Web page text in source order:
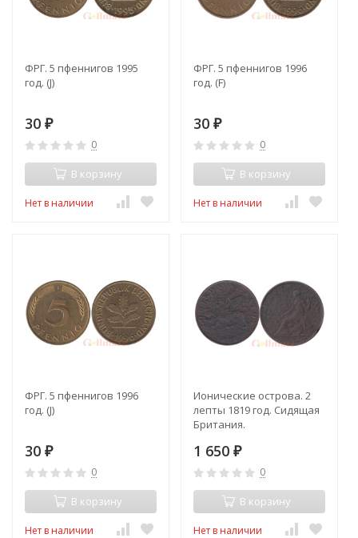
ФРГ. 5 пфеннигов 1995
год. (J)
30 ₽
0
В корзину
Нет в наличии
ФРГ. 5 пфеннигов 1996
год. (F)
30 ₽
0
В корзину
Нет в наличии
ФРГ. 5 пфеннигов 1996
год. (J)
30 ₽
0
В корзину
Нет в наличии
Ионические острова. 2
лепты 1819 год. Сидящая
Британия.
1 650 ₽
0
В корзину
Нет в наличии